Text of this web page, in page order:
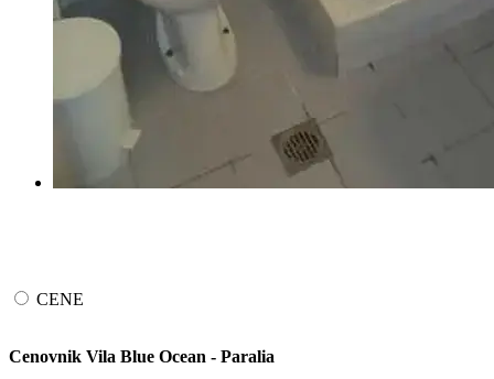
CENE
Cenovnik Vila Blue Ocean - Paralia